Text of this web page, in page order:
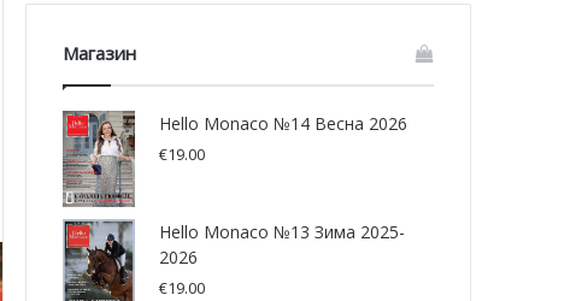
Магазин
Hello Monaco №14 Весна 2026
€19.00
Hello Monaco №13 Зима 2025-
2026
€19.00